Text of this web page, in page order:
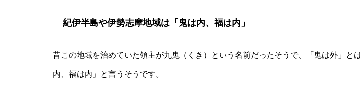
紀伊半島や伊勢志摩地域は「鬼は内、福は内」
昔この地域を治めていた領主が九鬼（くき）という名前だったそうで、「鬼は外」と
内、福は内」と言うそうです。